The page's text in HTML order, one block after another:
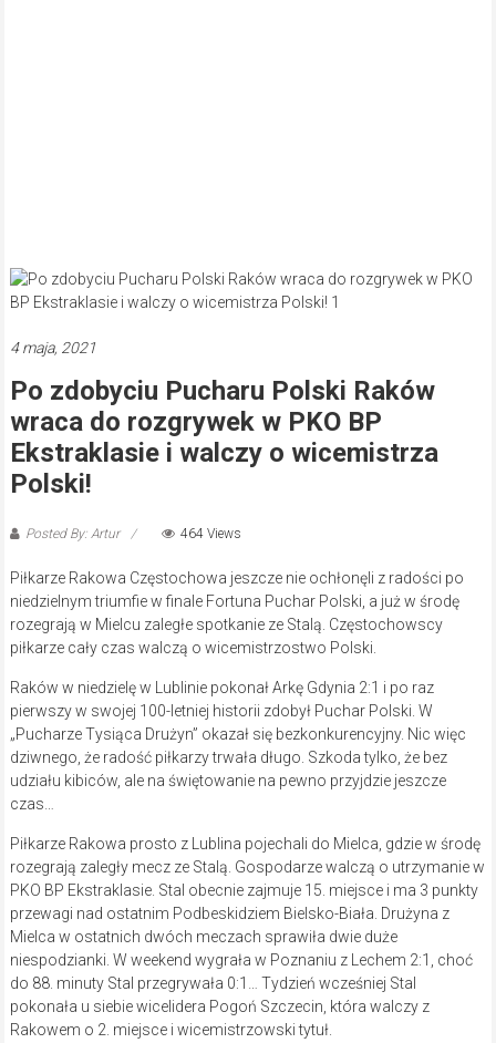
4 maja, 2021
Po zdobyciu Pucharu Polski Raków
wraca do rozgrywek w PKO BP
Ekstraklasie i walczy o wicemistrza
Polski!
Posted By: Artur 464 Views
Piłkarze Rakowa Częstochowa jeszcze nie ochłonęli z radości po
niedzielnym triumfie w finale Fortuna Puchar Polski, a już w środę
rozegrają w Mielcu zaległe spotkanie ze Stalą. Częstochowscy
piłkarze cały czas walczą o wicemistrzostwo Polski.
Raków w niedzielę w Lublinie pokonał Arkę Gdynia 2:1 i po raz
pierwszy w swojej 100-letniej historii zdobył Puchar Polski. W
„Pucharze Tysiąca Drużyn” okazał się bezkonkurencyjny. Nic więc
dziwnego, że radość piłkarzy trwała długo. Szkoda tylko, że bez
udziału kibiców, ale na świętowanie na pewno przyjdzie jeszcze
czas…
Piłkarze Rakowa prosto z Lublina pojechali do Mielca, gdzie w środę
rozegrają zaległy mecz ze Stalą. Gospodarze walczą o utrzymanie w
PKO BP Ekstraklasie. Stal obecnie zajmuje 15. miejsce i ma 3 punkty
przewagi nad ostatnim Podbeskidziem Bielsko-Biała. Drużyna z
Mielca w ostatnich dwóch meczach sprawiła dwie duże
niespodzianki. W weekend wygrała w Poznaniu z Lechem 2:1, choć
do 88. minuty Stal przegrywała 0:1… Tydzień wcześniej Stal
pokonała u siebie wicelidera Pogoń Szczecin, która walczy z
Rakowem o 2. miejsce i wicemistrzowski tytuł.